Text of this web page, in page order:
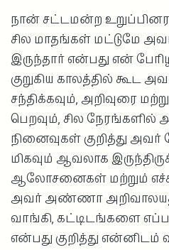
நான் சட்டமன்ற
சில மாதங்கள் மட்டுமே
இருந்தார் என்பது என்
குறுகிய காலத்தில் கூட
சந்திக்கவும், அறிவுரை
பெறவும், சில நேரங்களில்
நினைவுகள் குறித்து அவர்
மிகவும் ஆவலாக
ஆலோசனைகள் மற்றும்
அவர் அண்ணா
வாங்கி, கட்டிடங்களை
என்பது குறித்து என்னிடம்